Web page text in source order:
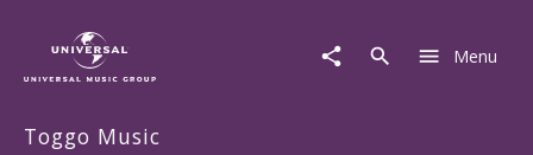
Musik
Toggo
Menu
Toggo Music